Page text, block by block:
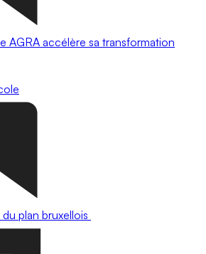
AGRA accélère sa transformation
plan bruxellois